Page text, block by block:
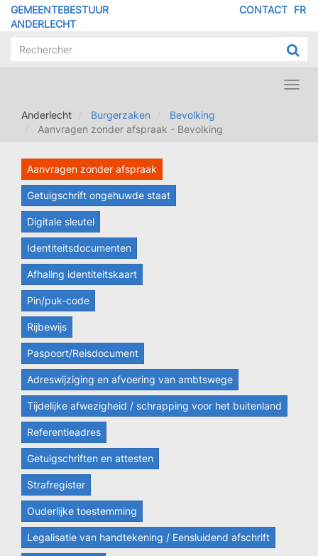
Overslaan
GEMEENTEBESTUUR
ANDERLECHT
FR
CONTACT
Anderlecht
Burgerzaken
Bevolking
Aanvragen zonder afspraak - Bevolking
Aanvragen zonder afspraak
Getuigschrift ongehuwde staat
Digitale sleutel
Identiteitsdocumenten
Afhaling identiteitskaart
Pin/puk-code
Rijbewijs
Paspoort/Reisdocument
Adreswijziging en afvoering van ambtswege
Tijdelijke afwezigheid / schrapping voor het buitenland
Referentieadres
Getuigschriften en attesten
Strafregister
Ouderlijke toestemming
Legalisatie van handtekening / Eensluidend afschrift